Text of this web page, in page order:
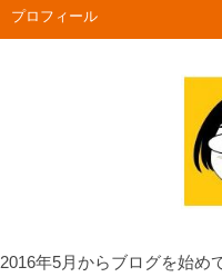
プロフィール
2016年5月からブログを始め